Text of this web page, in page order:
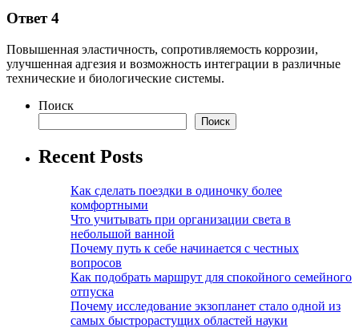
Ответ 4
Повышенная эластичность, сопротивляемость коррозии,
улучшенная адгезия и возможность интеграции в различные
технические и биологические системы.
Поиск
Поиск
Recent Posts
Как сделать поездки в одиночку более
комфортными
Что учитывать при организации света в
небольшой ванной
Почему путь к себе начинается с честных
вопросов
Как подобрать маршрут для спокойного семейного
отпуска
Почему исследование экзопланет стало одной из
самых быстрорастущих областей науки